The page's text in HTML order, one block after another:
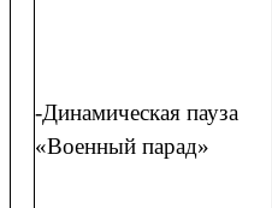
-Динамическая пауза
«Военный парад»